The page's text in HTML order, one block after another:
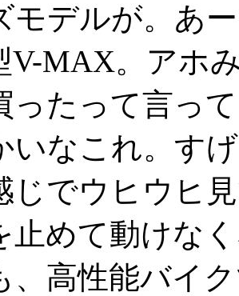
モデルが。あ
V-MAX。アホ
ったって言っ
いなこれ。す
じでウヒウヒ
止めて動けな
、高性能バイ